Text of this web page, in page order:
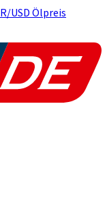
USD Ölpreis